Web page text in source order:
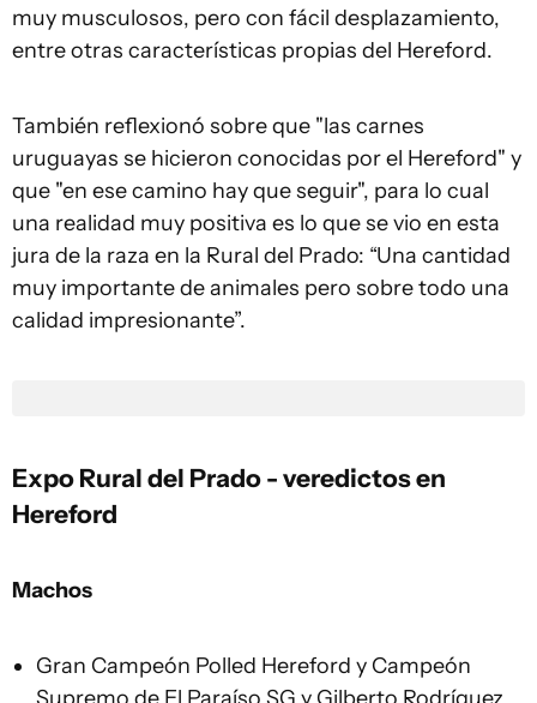
muy musculosos, pero con fácil desplazamiento,
entre otras características propias del Hereford.
También reflexionó sobre que "las carnes
uruguayas se hicieron conocidas por el Hereford" y
que "en ese camino hay que seguir", para lo cual
una realidad muy positiva es lo que se vio en esta
jura de la raza en la Rural del Prado: “Una cantidad
muy importante de animales pero sobre todo una
calidad impresionante”.
Expo Rural del Prado - veredictos en
Hereford
Machos
Gran Campeón Polled Hereford y Campeón